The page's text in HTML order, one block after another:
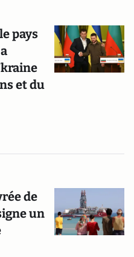
pays
et du
de
un